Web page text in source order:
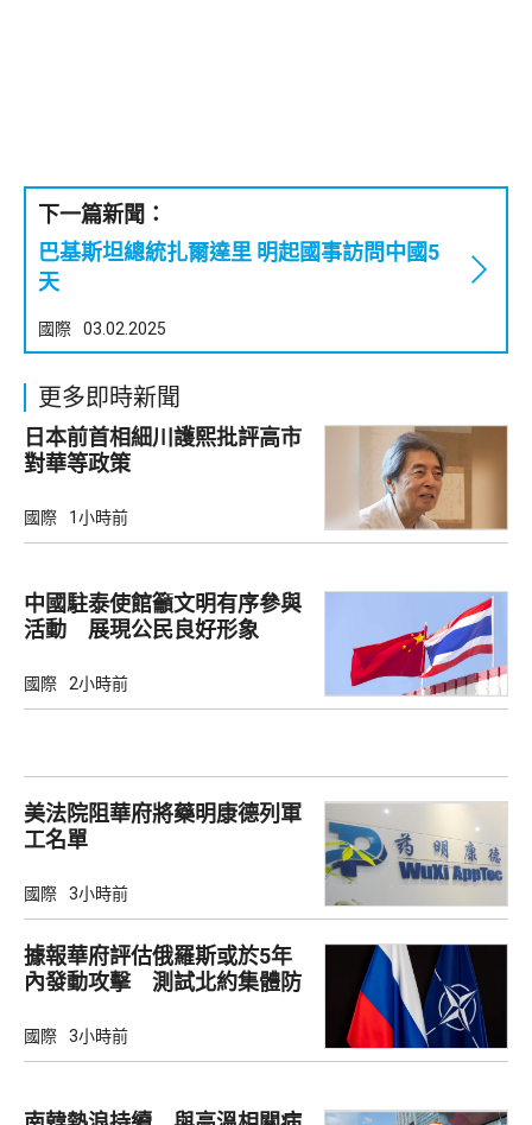
下一篇新聞：
巴基斯坦總統扎爾達里 明起國事訪問中國5
天
國際 03.02.2025
更多即時新聞
日本前首相細川護熙批評高市
對華等政策
國際 1小時前
中國駐泰使館籲文明有序參與
活動 展現公民良好形象
國際 2小時前
美法院阻華府將藥明康德列軍
工名單
國際 3小時前
據報華府評估俄羅斯或於5年
內發動攻擊 測試北約集體防
國際 3小時前